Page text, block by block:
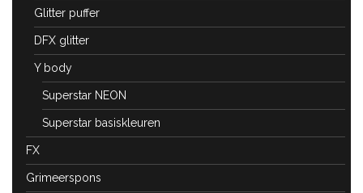
Glitter puffer
DFX glitter
Y body
Superstar NEON
Superstar basiskleuren
FX
Grimeerspons